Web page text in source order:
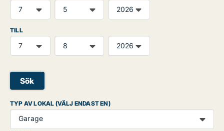
TILL
Sök
TYP AV LOKAL (VÄLJ ENDAST EN)
Garage